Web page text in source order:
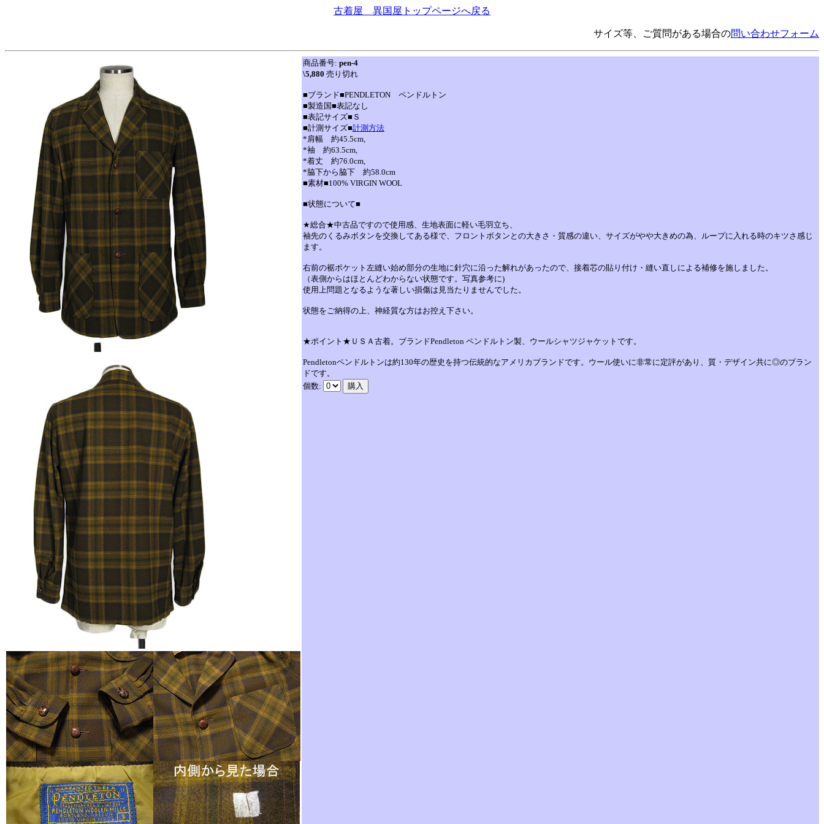
古着屋 異国屋トップページへ戻る
サイズ等、ご質問がある場合の問い合わせフォーム
商品番号: pen-4
\5,880 売り切れ
■ブランド■PENDLETON ペンドルトン
■製造国■表記なし
■表記サイズ■Ｓ
■計測サイズ■計測方法
*肩幅 約45.5cm,
*袖 約63.5cm,
*着丈 約76.0cm,
*脇下から脇下 約58.0cm
■素材■100% VIRGIN WOOL
■状態について■
★総合★中古品ですので使用感、生地表面に軽い毛羽立ち、
袖先のくるみボタンを交換してある様で、フロントボタンとの大きさ・質感の違い、サイズがやや大きめの為、ループに入れる時のキツさ感じ
ます。
右前の裾ポケット左縫い始め部分の生地に針穴に沿った解れがあったので、接着芯の貼り付け・縫い直しによる補修を施しました。
（表側からはほとんどわからない状態です。写真参考に)
使用上問題となるような著しい損傷は見当たりませんでした。
状態をご納得の上、神経質な方はお控え下さい。
★ポイント★ＵＳＡ古着。ブランドPendleton ペンドルトン製、ウールシャツジャケットです。
Pendletonペンドルトンは約130年の歴史を持つ伝統的なアメリカブランドです。ウール使いに非常に定評があり、質・デザイン共に◎のブラン
ドです。
個数: